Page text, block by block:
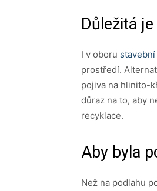
Důležitá
I v oboru
prostředí.
pojiva na hlinito-
důraz na to, aby
recyklace.
Aby byla
Než na podlahu